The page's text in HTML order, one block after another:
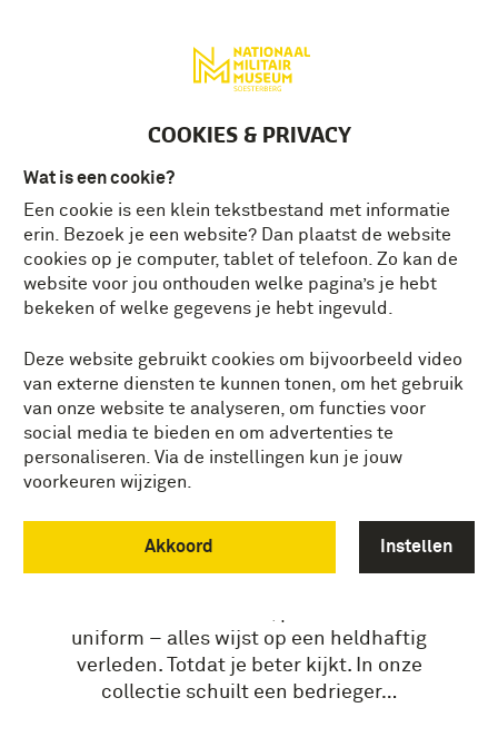
COOKIES & PRIVACY
Wat is een cookie?
Een cookie is een klein tekstbestand met informatie
erin. Bezoek je een website? Dan plaatst de website
cookies op je computer, tablet of telefoon. Zo kan de
website voor jou onthouden welke pagina’s je hebt
bekeken of welke gegevens je hebt ingevuld.
Deze website gebruikt cookies om bijvoorbeeld video
van externe diensten te kunnen tonen, om het gebruik
van onze website te analyseren, om functies voor
social media te bieden en om advertenties te
personaliseren. Via de instellingen kun je jouw
voorkeuren wijzigen.
Akkoord Instellen
PSEUDO-VETERANEN
WANNEER HELDENVERERING TE VER GAAT
uniform – alles wijst op een heldhaftig
verleden. Totdat je beter kijkt. In onze
collectie schuilt een bedrieger…